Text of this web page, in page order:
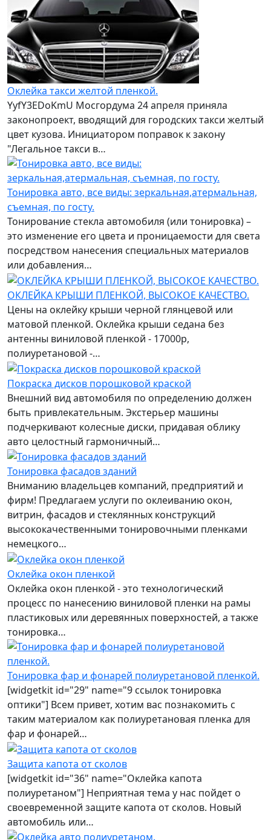
Оклейка такси желтой пленкой.
YyfY3EDoKmU Мосгордума 24 апреля приняла
законопроект, вводящий для городских такси желтый
цвет кузова. Инициатором поправок к закону
"Легальное такси в…
Тонировка авто, все виды: зеркальная,атермальная,
съемная, по госту.
Тонирование стекла автомобиля (или тонировка) –
это изменение его цвета и проницаемости для света
посредством нанесения специальных материалов
или добавления…
ОКЛЕЙКА КРЫШИ ПЛЕНКОЙ, ВЫСОКОЕ КАЧЕСТВО.
Цены на оклейку крыши черной глянцевой или
матовой пленкой. Оклейка крыши седана без
антенны виниловой пленкой - 17000р,
полиуретановой -…
Покраска дисков порошковой краской
Внешний вид автомобиля по определению должен
быть привлекательным. Экстерьер машины
подчеркивают колесные диски, придавая облику
авто целостный гармоничный…
Тонировка фасадов зданий
Вниманию владельцев компаний, предприятий и
фирм! Предлагаем услуги по оклеиванию окон,
витрин, фасадов и стеклянных конструкций
высококачественными тонировочными пленками
немецкого…
Оклейка окон пленкой
Оклейка окон пленкой - это технологический
процесс по нанесению виниловой пленки на рамы
пластиковых или деревянных поверхностей, а также
тонировка…
Тонировка фар и фонарей полиуретановой пленкой.
[widgetkit id="29" name="9 ссылок тонировка
оптики"] Всем привет, хотим вас познакомить с
таким материалом как полиуретановая пленка для
фар и фонарей…
Защита капота от сколов
[widgetkit id="36" name="Оклейка капота
полиуретаном"] Неприятная тема у нас пойдет о
своевременной защите капота от сколов. Новый
автомобиль или…